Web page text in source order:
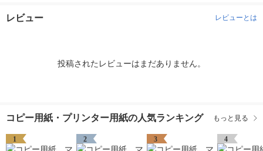
レビュー レビューとは
投稿されたレビューはまだありません。
コピー用紙・プリンター用紙の人気ランキング もっと見る
1 2 3 4